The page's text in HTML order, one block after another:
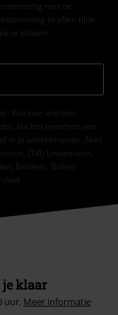
met de
te allen tijde
te klikken.
Kan niet worden
Na het invoeren van
in je winkelmandje. Niet
(Till) Lindemann,
Broilers, Böhse
je klaar
uur. Meer informatie